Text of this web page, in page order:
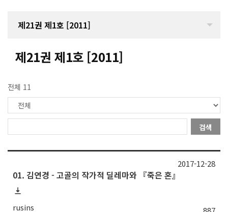
제21권 제1호 [2011]
제21권 제1호 [2011]
전체 11
검색
01. 김연경 - 고골의 작가적 딜레마와 『죽은 혼』
rusins
2017-12-28